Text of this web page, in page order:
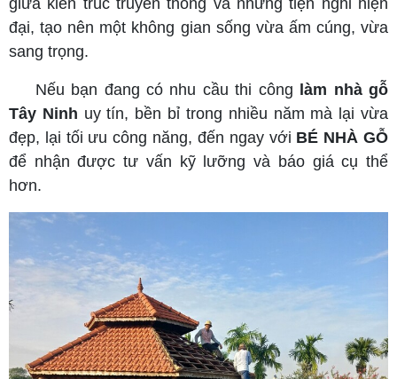
giữa kiến trúc truyền thống và những tiện nghi hiện
đại, tạo nên một không gian sống vừa ấm cúng, vừa
sang trọng.
Nếu bạn đang có nhu cầu thi công
làm nhà gỗ
Tây Ninh uy tín, bền bỉ trong nhiều năm mà lại vừa
đẹp, lại tối ưu công năng, đến ngay với BÉ NHÀ GỖ
để nhận được tư vấn kỹ lưỡng và báo giá cụ thể
hơn.